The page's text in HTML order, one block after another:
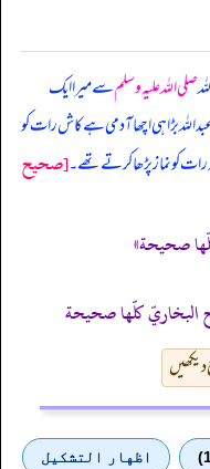
صلی اللہ علیہ وسلمسے میرا ایک
بڑا ہی اچھا آدمی ہے کاش رات کو
رات کو نماز پڑھا کرتے تھے۔[صحيح
صحيحة»
كلّها صحيحة
اظهار التشكيل